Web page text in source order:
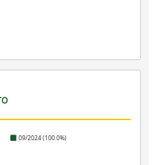
09/2024 (100.0%)